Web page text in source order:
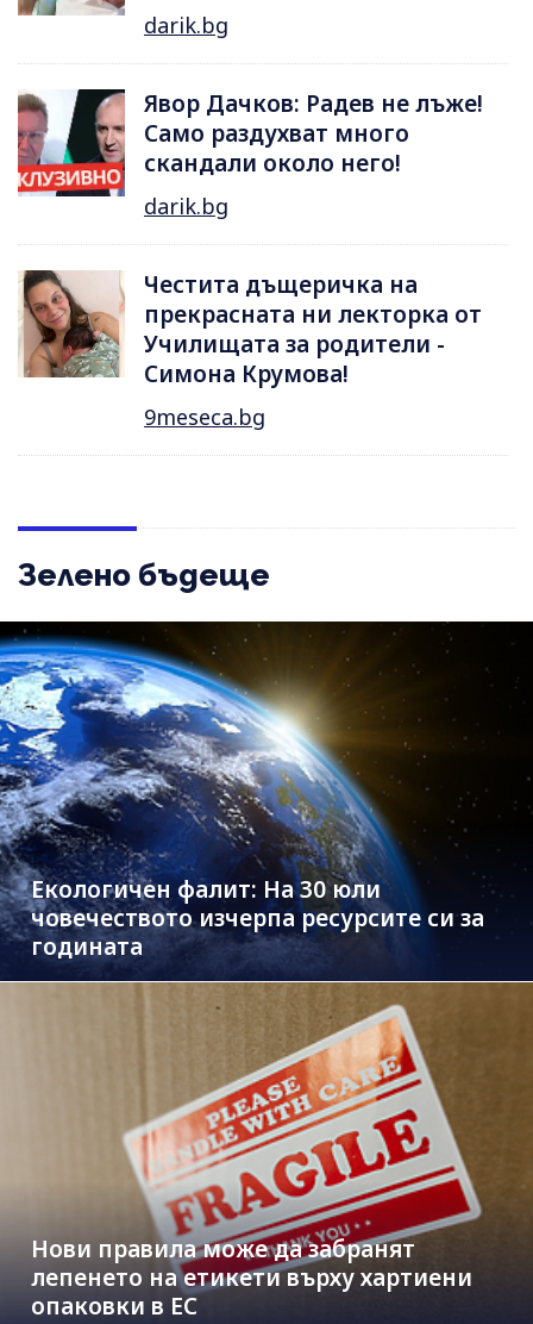
darik.bg
Явор Дачков: Радев не лъже!
Само раздухват много
скандали около него!
darik.bg
Честита дъщеричка на
прекрасната ни лекторка от
Училищата за родители -
Симона Крумова!
9meseca.bg
Зелено бъдеще
Екологичен фалит: На 30 юли
човечеството изчерпа ресурсите си за
годината
Нови правила може да забранят
лепенето на етикети върху хартиени
опаковки в ЕС